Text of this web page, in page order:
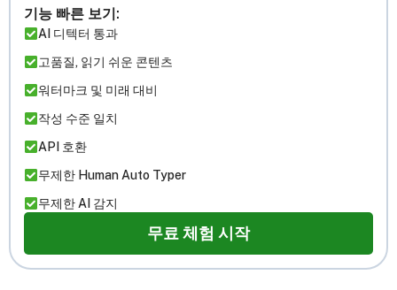
기능 빠른 보기:
AI 디텍터 통과
고품질, 읽기 쉬운 콘텐츠
워터마크 및 미래 대비
작성 수준 일치
API 호환
무제한 Human Auto Typer
무제한 AI 감지
무료 체험 시작